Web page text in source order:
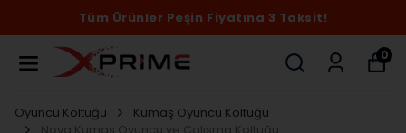
Tüm Ürünler Peşin Fiyatına 3 Taksit!
0
Oyuncu Koltuğu
Kumaş Oyuncu Koltuğu